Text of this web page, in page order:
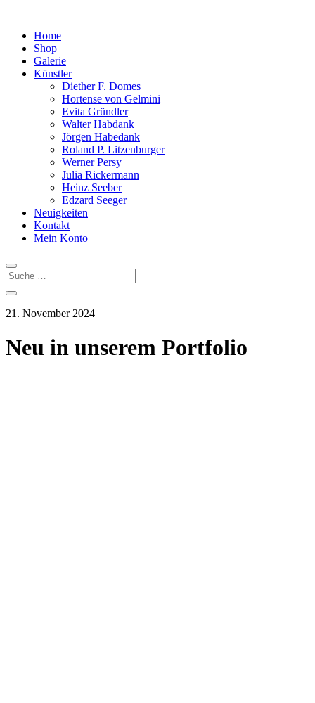
Home
Shop
Galerie
Künstler
Diether F. Domes
Hortense von Gelmini
Evita Gründler
Walter Habdank
Jörgen Habedank
Roland P. Litzenburger
Werner Persy
Julia Rickermann
Heinz Seeber
Edzard Seeger
Neuigkeiten
Kontakt
Mein Konto
21. November 2024
Neu in unserem Portfolio